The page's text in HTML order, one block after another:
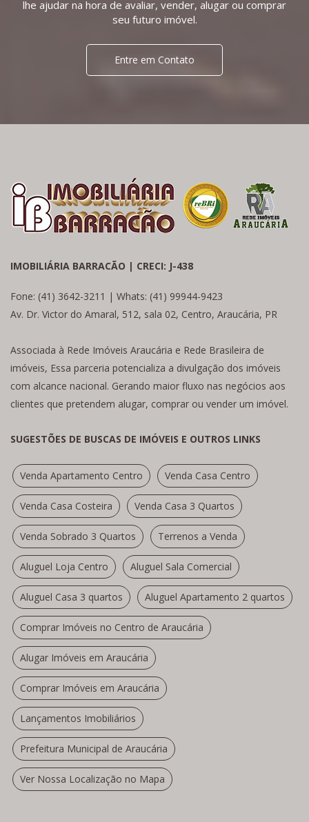
lhe ajudar na hora de avaliar, vender, alugar ou comprar
seu futuro imóvel.
Entre em Contato
IMOBILIÁRIA BARRACÃO | CRECI: J-438
Fone: (41) 3642-3211 | Whats: (41) 99944-9423
Av. Dr. Victor do Amaral, 512, sala 02, Centro, Araucária, PR
Associada à Rede Imóveis Araucária e Rede Brasileira de
imóveis, Essa parceria potencializa a divulgação dos imóveis
com alcance nacional. Gerando maior fluxo nas negócios aos
clientes que pretendem alugar, comprar ou vender um imóvel.
SUGESTÕES DE BUSCAS DE IMÓVEIS E OUTROS LINKS
Venda Apartamento Centro Venda Casa Centro
Venda Casa Costeira Venda Casa 3 Quartos
Venda Sobrado 3 Quartos Terrenos a Venda
Aluguel Loja Centro Aluguel Sala Comercial
Aluguel Casa 3 quartos Aluguel Apartamento 2 quartos
Comprar Imóveis no Centro de Araucária
Alugar Imóveis em Araucária
Comprar Imóveis em Araucária
Lançamentos Imobiliários
Prefeitura Municipal de Araucária
Ver Nossa Localização no Mapa